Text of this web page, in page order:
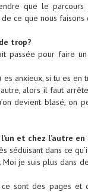
que le
ce que nous faisons
trop?
passée pour faire
anxieux, si tu es
alors il faut
devient blasé, on
et chez l’autre
séduisant dans ce
je suis plus dans
sont des pages et